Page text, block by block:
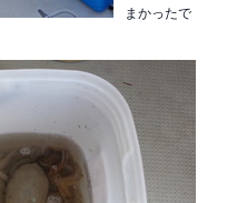
まかったで